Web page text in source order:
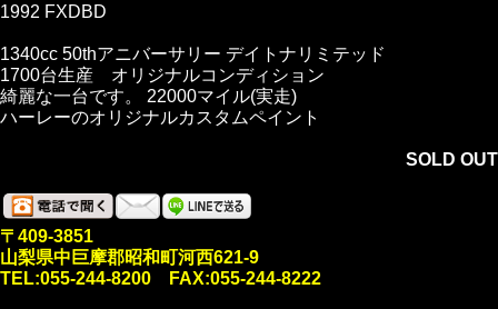
1992 FXDBD
1340cc 50thアニバーサリー デイトナリミテッド
1700台生産 オリジナルコンディション
綺麗な一台です。 22000マイル(実走)
ハーレーのオリジナルカスタムペイント
SOLD OUT
〒409-3851
山梨県中巨摩郡昭和町河西621-9
TEL:055-244-8200 FAX:055-244-8222